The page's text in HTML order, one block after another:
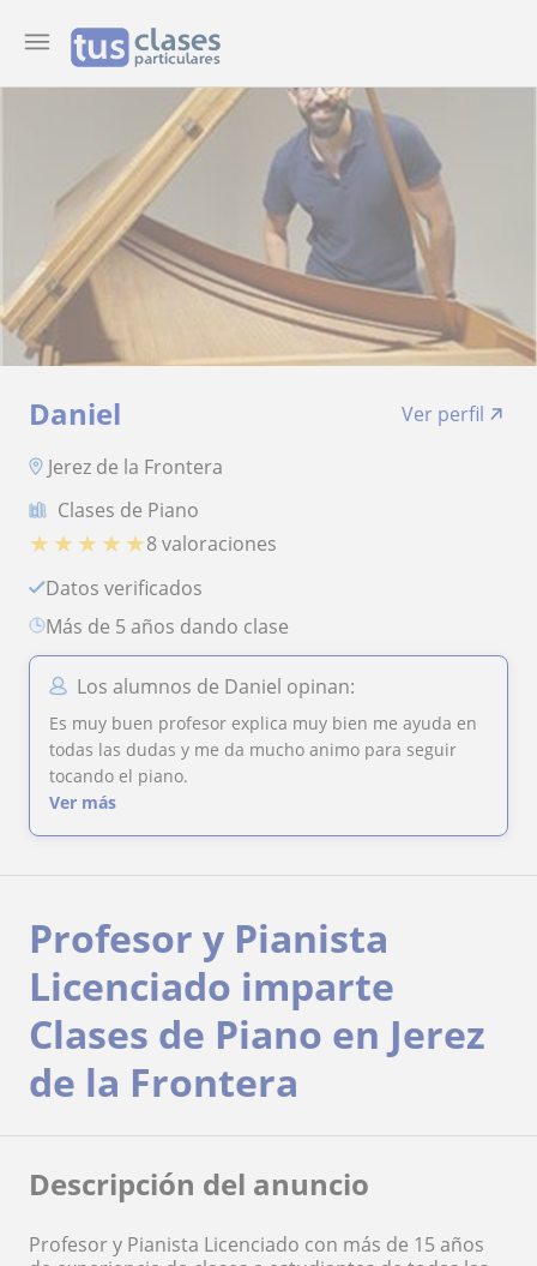
Daniel
Ver perfil
Jerez de la Frontera
Clases de Piano
★ ★ ★ ★ ★8 valoraciones
Datos verificados
más de 5 años dando clase
Los alumnos de Daniel opinan:
Es muy buen profesor explica muy bien me ayuda en
todas las dudas y me da mucho animo para seguir
tocando el piano.
Ver más
Profesor y Pianista
Licenciado imparte
Clases de Piano en Jerez
de la Frontera
Descripción del anuncio
Profesor y Pianista Licenciado con más de 15 años